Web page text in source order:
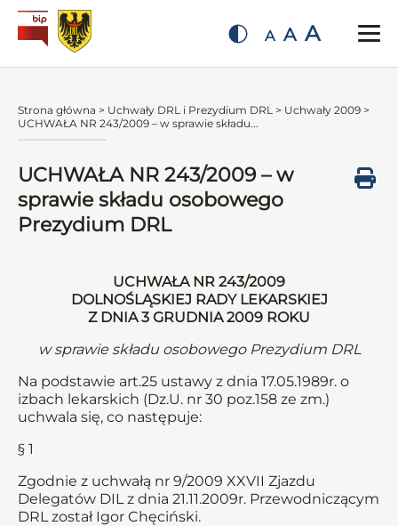
A A A
Strona główna > Uchwały DRL i Prezydium DRL > Uchwały 2009 >
UCHWAŁA NR 243/2009 – w sprawie składu...
UCHWAŁA NR 243/2009 – w
sprawie składu osobowego
Prezydium DRL
UCHWAŁA NR 243/2009
DOLNOŚLĄSKIEJ RADY LEKARSKIEJ
Z DNIA 3 GRUDNIA 2009 ROKU
w sprawie składu osobowego Prezydium DRL
Na podstawie art.25 ustawy z dnia 17.05.1989r. o
izbach lekarskich (Dz.U. nr 30 poz.158 ze zm.)
uchwala się, co następuje:
§ 1
Zgodnie z uchwałą nr 9/2009 XXVII Zjazdu
Delegatów DIL z dnia 21.11.2009r. Przewodniczącym
DRL został Igor Chęciński.